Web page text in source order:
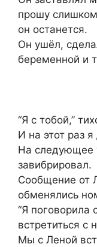
прошу
он останется.
Он ушёл,
беременной и
“Я с тобой,”
И на этот раз
На следующее
завибрировал.
Сообщение от
обменялись
“Я
встретиться с
Мы с Леной